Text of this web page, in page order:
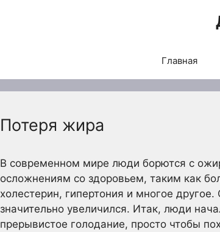
Главная
Потеря жира
В современном мире люди борются с
осложнениям со здоровьем, таким как
холестерин, гипертония и многое
значительно увеличился. Итак, люди
прерывистое голодание, просто чтобы